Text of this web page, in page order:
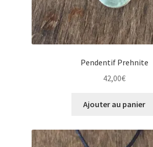
Pendentif Prehnite
42,00€
Ajouter au panier